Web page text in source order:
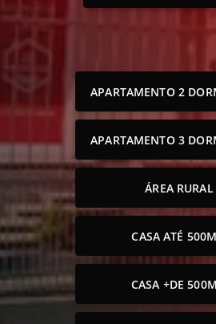
APARTAMENTO 2
APARTAMENTO 3
ÁREA RURAL
CASA ATÉ
CASA +DE